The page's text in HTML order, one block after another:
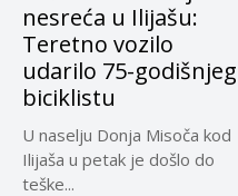
nesreća u Ilijašu:
Teretno vozilo
udarilo 75-godišnjeg
biciklistu
U naselju Donja Misoča kod
Ilijaša u petak je došlo do
teške...